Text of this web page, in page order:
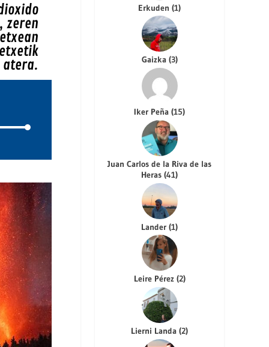
zeren
atera.
Erkuden(1)
Gaizka (3)
Iker Peña(15)
Juan Carlos de la Riva de las
Heras(41)
Lander(1)
Leire Pérez (2)
Lierni Landa(2)